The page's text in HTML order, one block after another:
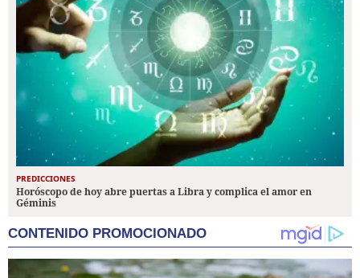
PREDICCIONES
Horóscopo de hoy abre puertas a Libra y complica el amor en
Géminis
CONTENIDO PROMOCIONADO